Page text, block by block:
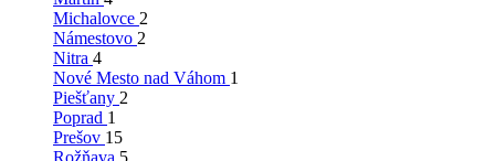
Michalovce 2
Námestovo 2
Nitra 4
Nové Mesto nad Váhom 1
Piešťany 2
Poprad 1
Prešov 15
Rožňava 5